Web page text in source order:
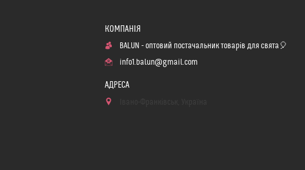
BALUN - оптовий постачальник товарів для свята🎈
info1.balun@gmail.com